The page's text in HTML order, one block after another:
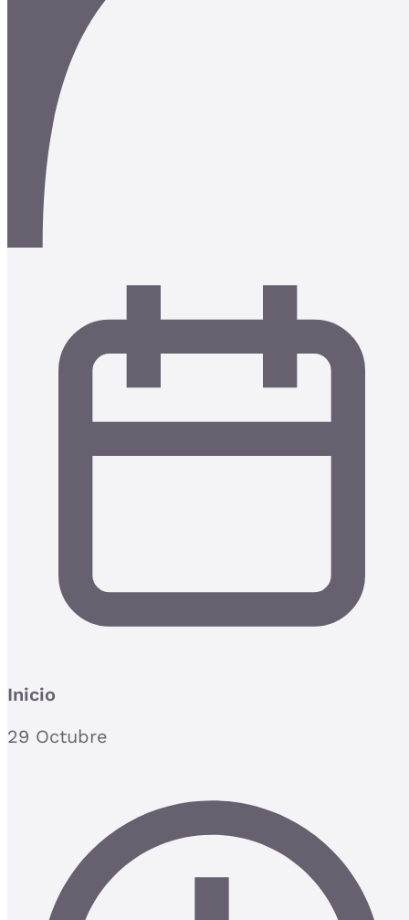
Inicio
29 Octubre